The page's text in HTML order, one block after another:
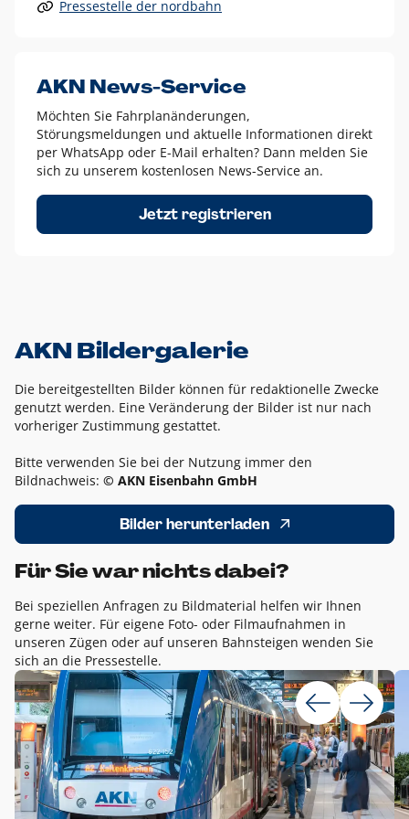
Alle anderen Logo-Varianten dürfen nur in Ausnahmefällen
Diese Ausnahmen sind zum Beispiel:
dem AKN Blau,
weißes Logo auf Fotohintergründen,
schwarzes Logo für reine Schwarz-Weiß-Umsetzungen
Um das Logo herum muss ein Schutzraum von jeweils einer
Höhe bzw. Breite des N aus AKN in alle Richtungen
Pressestelle der nordbahn
AKN News-Service
Möchten Sie Fahrplanänderungen,
Störungsmeldungen und aktuelle Informationen direkt
per WhatsApp oder E-Mail erhalten? Dann melden Sie
sich zu unserem kostenlosen News-Service an.
Jetzt registrieren
AKN Bildergalerie
Die bereitgestellten Bilder können für redaktionelle Zwecke
genutzt werden. Eine Veränderung der Bilder ist nur nach
vorheriger Zustimmung gestattet.
Bitte verwenden Sie bei der Nutzung immer den
Bildnachweis: © AKN Eisenbahn GmbH
Bilder herunterladen
Für Sie war nichts dabei?
Bei speziellen Anfragen zu Bildmaterial helfen wir Ihnen
gerne weiter. Für eigene Foto- oder Filmaufnahmen in
unseren Zügen oder auf unseren Bahnsteigen wenden Sie
sich an die Pressestelle.